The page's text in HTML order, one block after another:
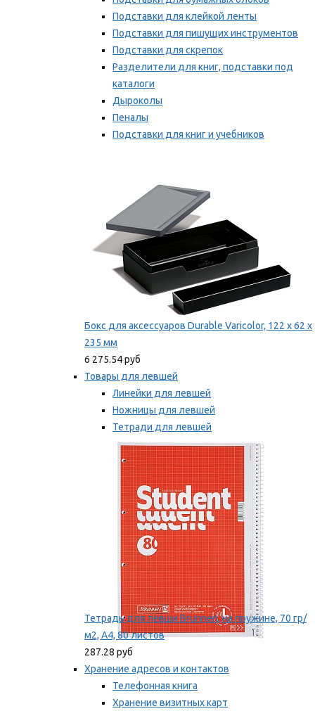
Подставки для клейкой ленты
Подставки для пишущих инструментов
Подставки для скрепок
Разделители для книг, подставки под
каталоги
Дыроколы
Пеналы
Подставки для книг и учебников
Бокс для аксессуаров Durable Varicolor, 122 x 62 x
235 мм
6 275.54 руб
Товары для левшей
Линейки для левшей
Ножницы для левшей
Тетради для левшей
Точилки для левшей
Мы рекомендуем
Тетрадь для левши Brunnen, на пружине, 70 гр/
м2, А4, 80 листов
287.28 руб
Хранение адресов и контактов
Телефонная книга
Хранение визитных карт